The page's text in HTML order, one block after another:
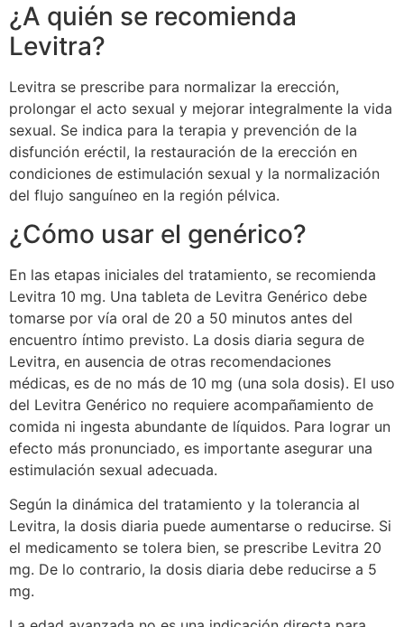
¿A quién se recomienda
Levitra?
Levitra se prescribe para normalizar la erección,
prolongar el acto sexual y mejorar integralmente la vida
sexual. Se indica para la terapia y prevención de la
disfunción eréctil, la restauración de la erección en
condiciones de estimulación sexual y la normalización
del flujo sanguíneo en la región pélvica.
¿Cómo usar el genérico?
En las etapas iniciales del tratamiento, se recomienda
Levitra 10 mg. Una tableta de Levitra Genérico debe
tomarse por vía oral de 20 a 50 minutos antes del
encuentro íntimo previsto. La dosis diaria segura de
Levitra, en ausencia de otras recomendaciones
médicas, es de no más de 10 mg (una sola dosis). El uso
del Levitra Genérico no requiere acompañamiento de
comida ni ingesta abundante de líquidos. Para lograr un
efecto más pronunciado, es importante asegurar una
estimulación sexual adecuada.
Según la dinámica del tratamiento y la tolerancia al
Levitra, la dosis diaria puede aumentarse o reducirse. Si
el medicamento se tolera bien, se prescribe Levitra 20
mg. De lo contrario, la dosis diaria debe reducirse a 5
mg.